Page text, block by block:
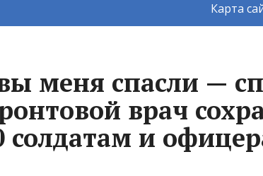
Карта
меня спасли —
врач
солдатам и